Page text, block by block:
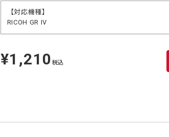
【対応機種】
RICOH GR IV
定
価
¥1,210 税込